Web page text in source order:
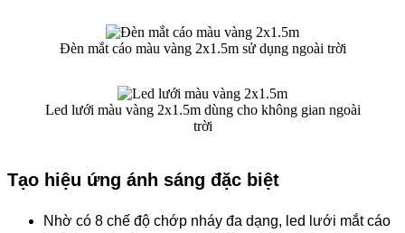
Đèn mắt cáo màu vàng 2x1.5m sử dụng ngoài trời
Led lưới màu vàng 2x1.5m dùng cho không gian ngoài
trời
Tạo hiệu ứng ánh sáng đặc biệt
Nhờ có 8 chế độ chớp nháy đa dạng, led lưới mắt cáo